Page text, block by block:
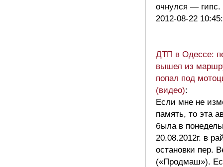
очнулся —
2012-08-22
ДТП в Одессе:
вышел из
попал под
(видео):
Если мне не
память, то эта
была в
20.08.2012г. в
остановки пер.
(«Продмаш»).